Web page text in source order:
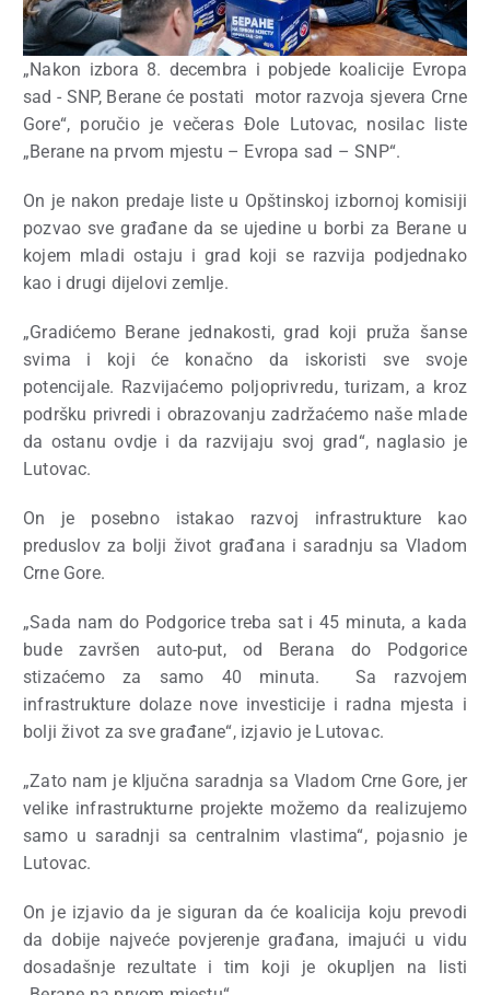
„Nakon izbora 8. decembra i pobjede koalicije Evropa
sad - SNP, Berane će postati motor razvoja sjevera Crne
Gore“, poručio je večeras Đole Lutovac, nosilac liste
„Berane na prvom mjestu – Evropa sad – SNP“.
On je nakon predaje liste u Opštinskoj izbornoj komisiji
pozvao sve građane da se ujedine u borbi za Berane u
kojem mladi ostaju i grad koji se razvija podjednako
kao i drugi dijelovi zemlje.
„Gradićemo Berane jednakosti, grad koji pruža šanse
svima i koji će konačno da iskoristi sve svoje
potencijale. Razvijaćemo poljoprivredu, turizam, a kroz
podršku privredi i obrazovanju zadržaćemo naše mlade
da ostanu ovdje i da razvijaju svoj grad“, naglasio je
Lutovac.
On je posebno istakao razvoj infrastrukture kao
preduslov za bolji život građana i saradnju sa Vladom
Crne Gore.
„Sada nam do Podgorice treba sat i 45 minuta, a kada
bude završen auto-put, od Berana do Podgorice
stizaćemo za samo 40 minuta. Sa razvojem
infrastrukture dolaze nove investicije i radna mjesta i
bolji život za sve građane“, izjavio je Lutovac.
„Zato nam je ključna saradnja sa Vladom Crne Gore, jer
velike infrastrukturne projekte možemo da realizujemo
samo u saradnji sa centralnim vlastima“, pojasnio je
Lutovac.
On je izjavio da je siguran da će koalicija koju prevodi
da dobije najveće povjerenje građana, imajući u vidu
dosadašnje rezultate i tim koji je okupljen na listi